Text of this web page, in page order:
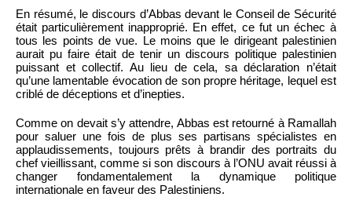
En résumé, le discours d’Abbas devant le Conseil de Sécurité
était particulièrement inapproprié. En effet, ce fut un échec à
tous les points de vue. Le moins que le dirigeant palestinien
aurait pu faire était de tenir un discours politique palestinien
puissant et collectif. Au lieu de cela, sa déclaration n’était
qu’une lamentable évocation de son propre héritage, lequel est
criblé de déceptions et d’inepties.
Comme on devait s’y attendre, Abbas est retourné à Ramallah
pour saluer une fois de plus ses partisans spécialistes en
applaudissements, toujours prêts à brandir des portraits du
chef vieillissant, comme si son discours à l’ONU avait réussi à
changer fondamentalement la dynamique politique
internationale en faveur des Palestiniens.